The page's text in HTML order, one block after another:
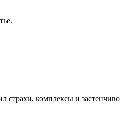
страхи, комплексы и застенчиво